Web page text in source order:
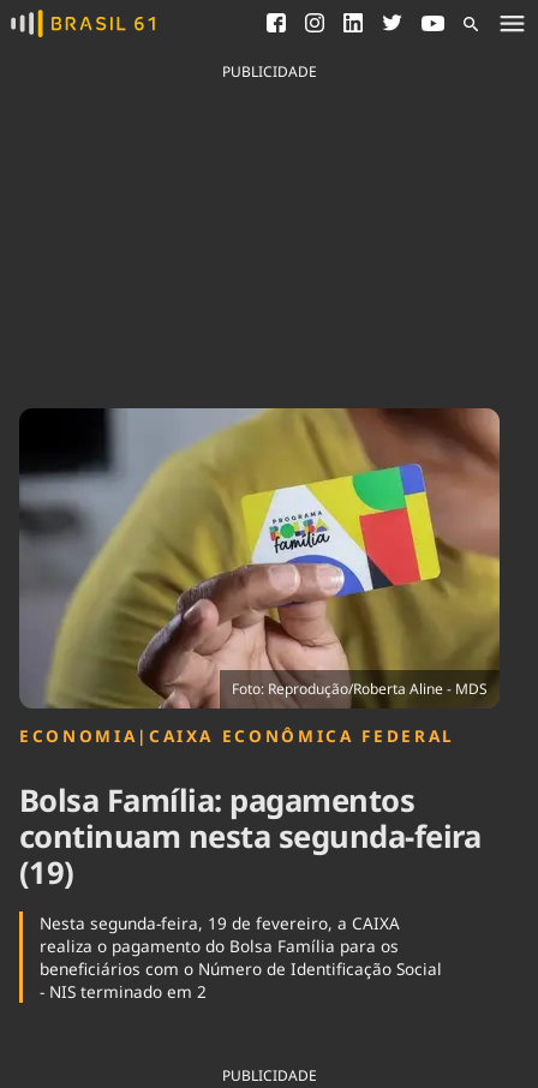
Ver todas as notícias
Saneamento
Indicadores
Brasil
Brasil Mineral
Tecnologia
Comportamento
Economia
Educação
Infraestrutura
Internacional
Meio Ambiente
Podcast
Política
Saúde
Tempo
PUBLICIDADE
Foto: Reprodução/Roberta Aline - MDS
ECONOMIA | CAIXA ECONÔMICA FEDERAL
Bolsa Família: pagamentos
continuam nesta segunda-feira
(19)
Nesta segunda-feira, 19 de fevereiro, a CAIXA
realiza o pagamento do Bolsa Família para os
beneficiários com o Número de Identificação Social
- NIS terminado em 2
PUBLICIDADE